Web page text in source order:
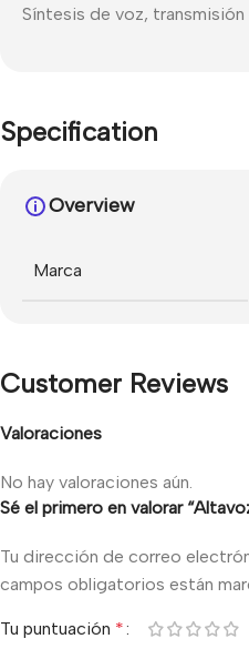
Síntesis de voz,
Specification
Overview
Marca
Customer Reviews
Valoraciones
No hay valoraciones aún.
Sé el primero en valorar
Tu dirección de correo
campos obligatorios están
Tu puntuación *